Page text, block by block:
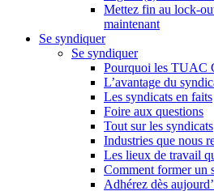
Mettez fin au lock-
maintenant
Se syndiquer
Se syndiquer
Pourquoi les TUAC
L’avantage du
Les syndicats en faits
Foire aux questions
Tout sur les syndicats
Industries que nous
Les lieux de travail
Comment former un
Adhérez dès